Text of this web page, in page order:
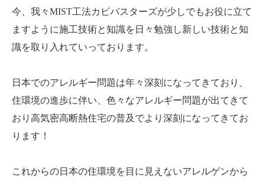
今、我々MIST工法カビバスターズが少しでもお役に立て
ますように施工技術と知識を日々勉強し新しい技術と知
識を取り入れていっております。
日本でのアレルギー問題は年々深刻になってきており、
住環境の進歩に伴い、色々なアレルギー問題が出てきて
おり高気密高断熱住宅の普及でより深刻になってきてお
ります！
これからの日本の住環境を目に見えないアレルゲンから